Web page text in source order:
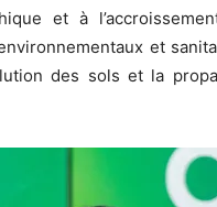
et à
et
des sols et la